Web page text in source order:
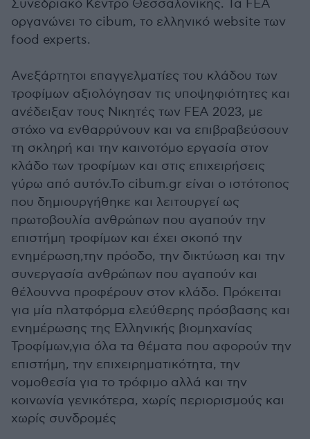
Συνεδριακό Κέντρο Θεσσαλονίκης. Τα FEA
οργανώνει το cibum, το ελληνικό website των
food experts.
Ανεξάρτητοι επαγγελματίες του κλάδου των
τροφίμων αξιολόγησαν τις υποψηφιότητες και
ανέδειξαν τους Νικητές των FEA 2023, με
στόχο να ενθαρρύνουν και να επιβραβεύσουν
τη σκληρή και την καινοτόμο εργασία στον
κλάδο των τροφίμων και στις επιχειρήσεις
γύρω από αυτόν.Το cibum.gr είναι ο ιστότοπος
που δημιουργήθηκε και λειτουργεί ως
πρωτοβουλία ανθρώπων που αγαπούν την
επιστήμη τροφίμων και έχει σκοπό την
ενημέρωση,την πρόοδο, την δικτύωση και την
συνεργασία ανθρώπων που αγαπούν και
θέλουννα προφέρουν στον κλάδο. Πρόκειται
για μία πλατφόρμα ελεύθερης πρόσβασης και
ενημέρωσης της Ελληνικής βιομηχανίας
Τροφίμων,για όλα τα θέματα που αφορούν την
επιστήμη, την επιχειρηματικότητα, την
νομοθεσία για το τρόφιμο αλλά και την
κοινωνία γενικότερα, χωρίς περιορισμούς και
χωρίς συνδρομές